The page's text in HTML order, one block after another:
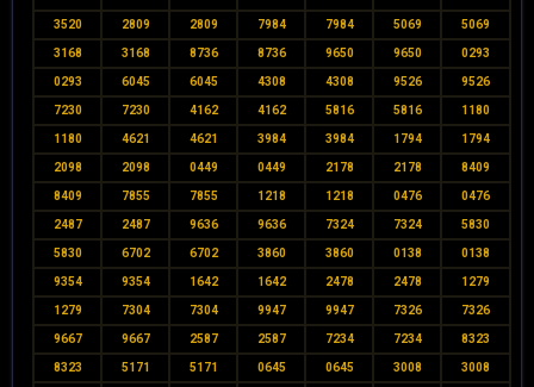
3520 2809 2809 7984 7984 5069 5069
3168 3168 8736 8736 9650 9650 0293
0293 6045 6045 4308 4308 9526 9526
7230 7230 4162 4162 5816 5816 1180
1180 4621 4621 3984 3984 1794 1794
2098 2098 0449 0449 2178 2178 8409
8409 7855 7855 1218 1218 0476 0476
2487 2487 9636 9636 7324 7324 5830
5830 6702 6702 3860 3860 0138 0138
9354 9354 1642 1642 2478 2478 1279
1279 7304 7304 9947 9947 7326 7326
9667 9667 2587 2587 7234 7234 8323
8323 5171 5171 0645 0645 3008 3008